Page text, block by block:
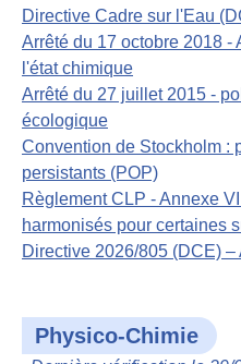
Directive Cadre sur l'Eau
Arrêté du 17 octobre 2018 -
l'état chimique
Arrêté du 27 juillet 2015 -
écologique
Convention de Stockholm :
persistants (POP)
Règlement CLP - Annexe
harmonisés pour certaines
Directive 2026/805 (DCE) –
Physico-Chimie